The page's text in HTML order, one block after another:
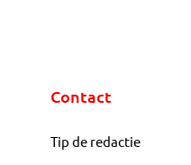
Contact
Tip de redactie